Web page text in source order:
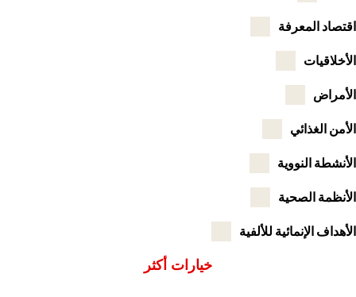
المعرفة
الغذائي
النووية
الصحية
الإنمائية للألفية
خيارات أكثر